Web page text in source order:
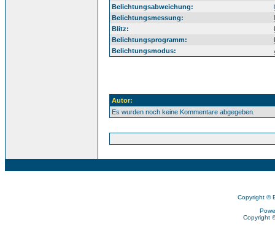
Belichtungsabweichung:
Belichtungsmessung:
Blitz:
Belichtungsprogramm:
Belichtungsmodus:
Autor:
Es wurden noch keine Kommentare abgegeben.
Copyright ©
Copyright